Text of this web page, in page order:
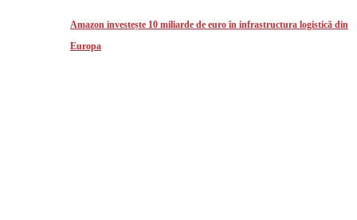
Amazon investește 10 miliarde de euro în infrastructura logistică din
Europa